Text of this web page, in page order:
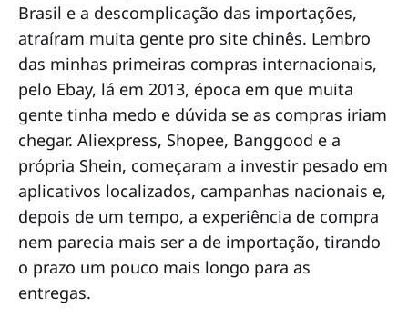
Brasil e a descomplicação das importações,
atraíram muita gente pro site chinês. Lembro
das minhas primeiras compras internacionais,
pelo Ebay, lá em 2013, época em que muita
gente tinha medo e dúvida se as compras iriam
chegar. Aliexpress, Shopee, Banggood e a
própria Shein, começaram a investir pesado em
aplicativos localizados, campanhas nacionais e,
depois de um tempo, a experiência de compra
nem parecia mais ser a de importação, tirando
o prazo um pouco mais longo para as
entregas.